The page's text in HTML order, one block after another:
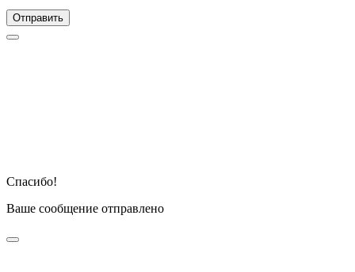
Отправить
Спасибо!
Ваше сообщение отправлено